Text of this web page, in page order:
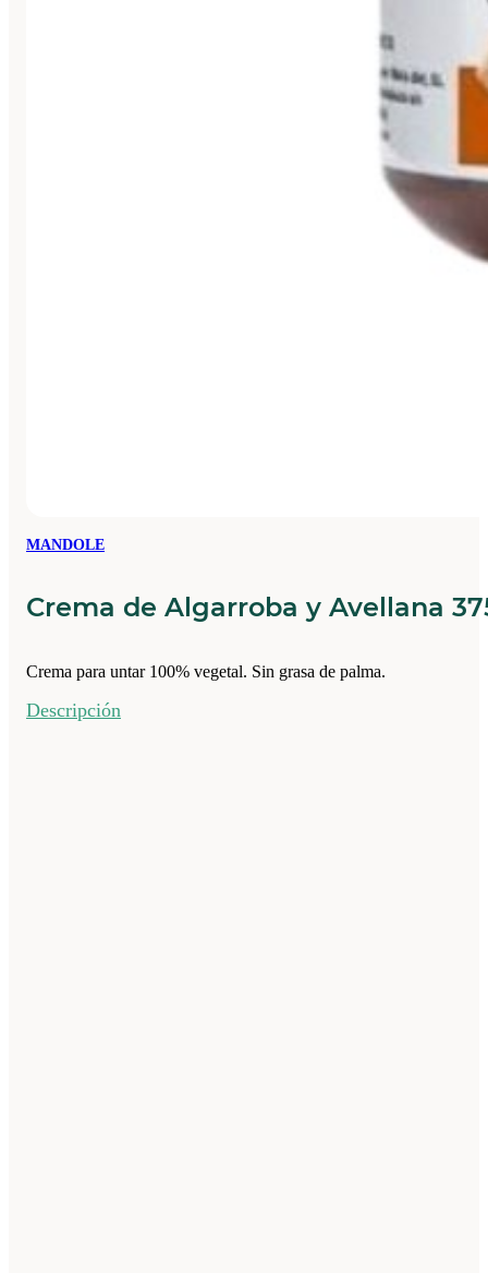
MANDOLE
Crema de Algarroba y Avellana
Crema para untar 100% vegetal. Sin grasa de palma.
Descripción